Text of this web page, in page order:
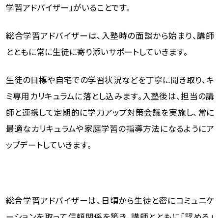
学習アドバイザー」がいることです。
総合学習アドバイザーは、入塾時の面談から始まり、講師
とともに常に生徒に寄り添いサポートしていきます。
生徒の目標や自宅での学習状況などを丁寧に聞き取り、キ
ミ専用カリキュラムに落とし込みます。入塾後は、担当の講
師と連携して定期的に学力アップ対策会議を実施し、常に
最適なカリキュラムや家庭学習の指導方法になるようにア
ップデートしていきます。
総合学習アドバイザーは、日頃から生徒と密にコミュニケ